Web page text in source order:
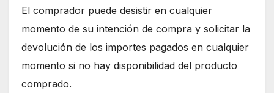
El comprador puede desistir en cualquier
momento de su intención de compra y solicitar la
devolución de los importes pagados en cualquier
momento si no hay disponibilidad del producto
comprado.